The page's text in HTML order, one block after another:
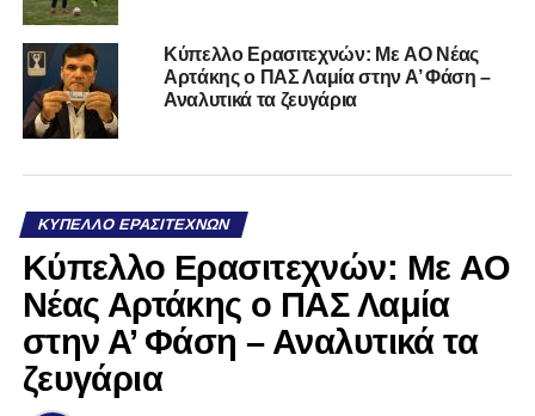
Kύπελλο Ερασιτεχνών: Με AO Nέας
Αρτάκης ο ΠΑΣ Λαμία στην Α’ Φάση –
Αναλυτικά τα ζευγάρια
ΚΎΠΕΛΛΟ ΕΡΑΣΙΤΕΧΝΏΝ
Kύπελλο Ερασιτεχνών: Με AO
Nέας Αρτάκης ο ΠΑΣ Λαμία
στην Α’ Φάση – Αναλυτικά τα
ζευγάρια